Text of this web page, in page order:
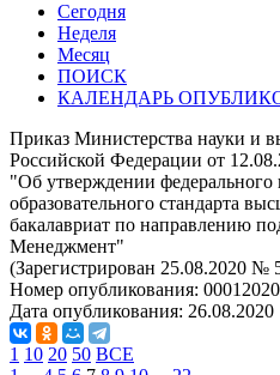
Сегодня
Неделя
Месяц
ПОИСК
КАЛЕНДАРЬ
Приказ Министерства науки и
Российской Федерации от
"Об утверждении федерального
образовательного стандарта
бакалавриат по направлению
Менеджмент"
(Зарегистрирован 25.08.2020 №
Номер опубликования:
Дата опубликования: 26.08.2020
1 10 20 50 ВСЕ